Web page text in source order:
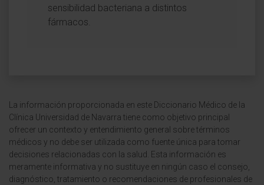
sensibilidad bacteriana a distintos
fármacos.
La información proporcionada en este Diccionario Médico de la
Clínica Universidad de Navarra tiene como objetivo principal
ofrecer un contexto y entendimiento general sobre términos
médicos y no debe ser utilizada como fuente única para tomar
decisiones relacionadas con la salud. Esta información es
meramente informativa y no sustituye en ningún caso el consejo,
diagnóstico, tratamiento o recomendaciones de profesionales de